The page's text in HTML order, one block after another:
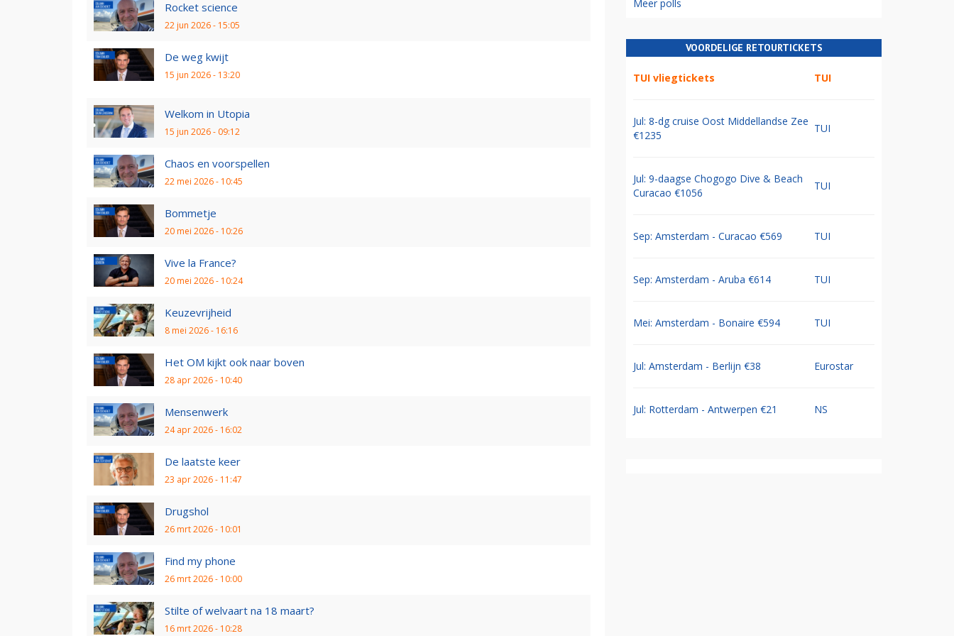
Rocket science
22 jun 2026 - 15:05
De weg kwijt
15 jun 2026 - 13:20
Welkom in Utopia
15 jun 2026 - 09:12
Chaos en voorspellen
22 mei 2026 - 10:45
Bommetje
20 mei 2026 - 10:26
Vive la France?
20 mei 2026 - 10:24
Keuzevrijheid
8 mei 2026 - 16:16
Het OM kijkt ook naar boven
28 apr 2026 - 10:40
Mensenwerk
24 apr 2026 - 16:02
De laatste keer
23 apr 2026 - 11:47
Drugshol
26 mrt 2026 - 10:01
Find my phone
26 mrt 2026 - 10:00
Stilte of welvaart na 18 maart?
16 mrt 2026 - 10:28
Meer polls
VOORDELIGE RETOURTICKETS
TUI vliegtickets TUI
Jul: 8-dg cruise Oost Middellandse Zee
€1235
TUI
Jul: 9-daagse Chogogo Dive & Beach
Curacao €1056
TUI
Sep: Amsterdam - Curacao €569 TUI
Sep: Amsterdam - Aruba €614 TUI
Mei: Amsterdam - Bonaire €594 TUI
Jul: Amsterdam - Berlijn €38 Eurostar
Jul: Rotterdam - Antwerpen €21 NS